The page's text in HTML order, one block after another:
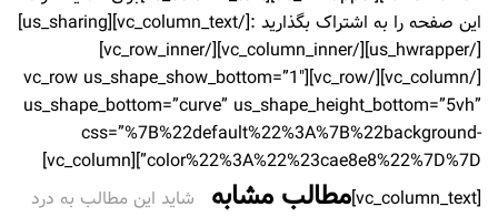
این صفحه را به اشتراک بگذارید :
[/vc_column_text][us_sharing]
[/us_hwrapper][/vc_column_inner][/vc_row_inner]
[/vc_column][/vc_row][vc_row us_shape_show_bottom=”1″
us_shape_bottom=”curve” us_shape_height_bottom=”5vh”
css=”%7B%22default%22%3A%7B%22background-
color%22%3A%22%23cae8e8%22%7D%7D”][vc_column]
[vc_column_text]
مطالب مشابه
شاید این مطالب به درد